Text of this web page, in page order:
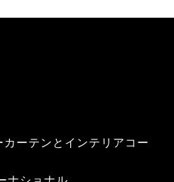
カーテンとインテリアコー